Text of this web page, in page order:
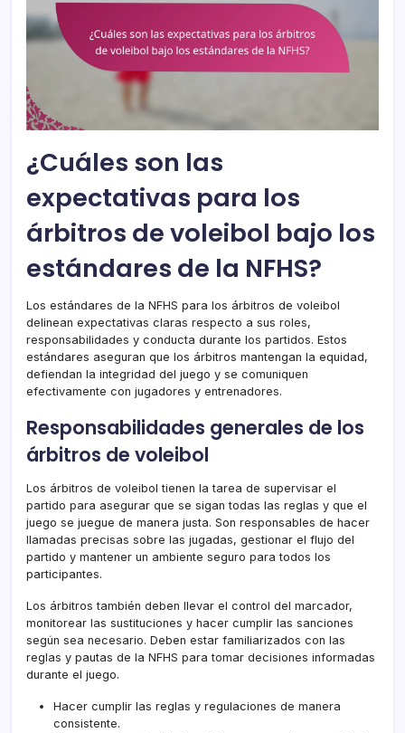
¿Cuáles son las
expectativas para los
árbitros de voleibol bajo los
estándares de la NFHS?
Los estándares de la NFHS para los árbitros de voleibol
delinean expectativas claras respecto a sus roles,
responsabilidades y conducta durante los partidos. Estos
estándares aseguran que los árbitros mantengan la equidad,
defiendan la integridad del juego y se comuniquen
efectivamente con jugadores y entrenadores.
Responsabilidades generales de los
árbitros de voleibol
Los árbitros de voleibol tienen la tarea de supervisar el
partido para asegurar que se sigan todas las reglas y que el
juego se juegue de manera justa. Son responsables de hacer
llamadas precisas sobre las jugadas, gestionar el flujo del
partido y mantener un ambiente seguro para todos los
participantes.
Los árbitros también deben llevar el control del marcador,
monitorear las sustituciones y hacer cumplir las sanciones
según sea necesario. Deben estar familiarizados con las
reglas y pautas de la NFHS para tomar decisiones informadas
durante el juego.
Hacer cumplir las reglas y regulaciones de manera
consistente.